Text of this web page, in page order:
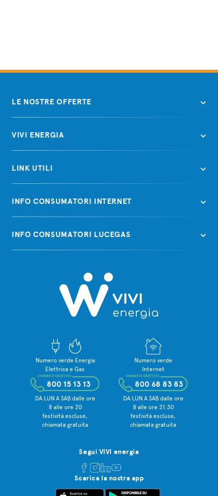
LE NOSTRE OFFERTE
VIVI ENERGIA
LINK UTILI
INFO CONSUMATORI INTERNET
INFO CONSUMATORI LUCEGAS
Numero verde Energia
Elettrica e Gas
800 15 13 13
CHIAMATA GRATUITA
DA LUN A SAB dalle ore
8 alle ore 20
festività escluse,
chiamata gratuita
Numero verde
Internet
800 68 83 83
CHIAMATA GRATUITA
DA LUN A SAB dalle ore
8 alle ore 21:30
festività escluse,
chiamata gratuita
Segui VIVI energia
Scarica la nostra app